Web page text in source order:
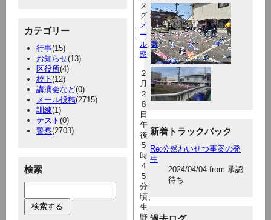
カテゴリー
行事(15)
お知らせ(13)
区役所(4)
校下(12)
講演会など(0)
メール投稿(2715)
訓練(1)
テスト (0)
警察(2703)
検索
新着トラックバック
Re:公然わいせつ事案の発
生
2024/04/04 from 承認
待ち
タ
グ：
メ
ー
ル 警
察
２
月
２
８
日
午
後
５
時
４
５
分
頃、
生
野